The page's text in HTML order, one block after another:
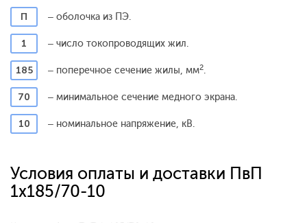
П
– оболочка из ПЭ.
1 – число токопроводящих жил.
185 – поперечное сечение жилы, мм2.
70 – минимальное сечение медного экрана.
10 – номинальное напряжение, кВ.
Условия оплаты и доставки ПвП
1x185/70-10